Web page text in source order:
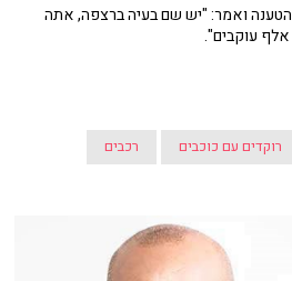
ואמר: "יש שם בעיה ברצפה, אתה
רוקדים עם כוכבים רכבים